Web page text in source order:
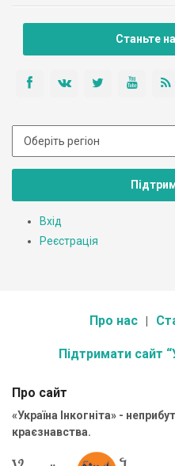
Станьте
Вхід
Реєстрація
Про нас
Підтримати сайт
Про сайт
«Україна Інкогніта» -
краєзнавства.